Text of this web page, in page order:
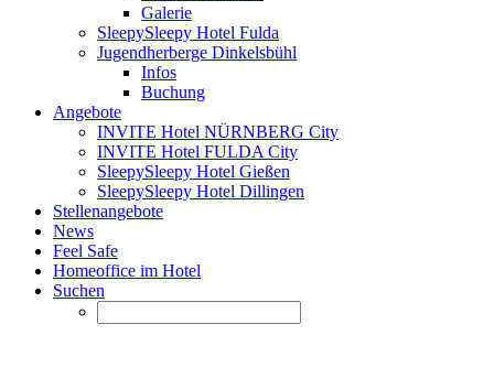
Galerie
SleepySleepy Hotel Fulda
Jugendherberge Dinkelsbühl
Infos
Buchung
Angebote
INVITE Hotel NÜRNBERG City
INVITE Hotel FULDA City
SleepySleepy Hotel Gießen
SleepySleepy Hotel Dillingen
Stellenangebote
News
Feel Safe
Homeoffice im Hotel
Suchen